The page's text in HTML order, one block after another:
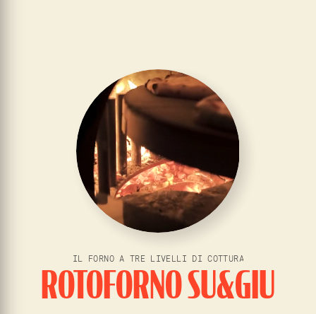
IL FORNO A TRE LIVELLI DI COTTURA
ROTOFORNO SU&GIU